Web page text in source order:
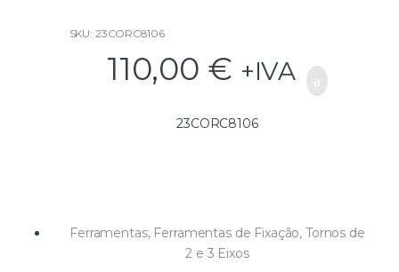
SKU: 23CORC8106
110,00 € +IVA
23CORC8106
Ferramentas, Ferramentas de Fixação,Tornos de
2 e 3 Eixos